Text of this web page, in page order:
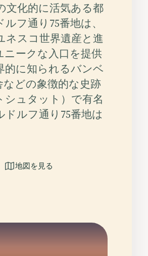
文化的に活気ある都
フ通り75番地は、
ネスコ世界遺産と進
ークな入口を提供
的に知られるバンベ
どの象徴的な史跡
ュタット）で有名
ルフ通り75番地は
地図を見る